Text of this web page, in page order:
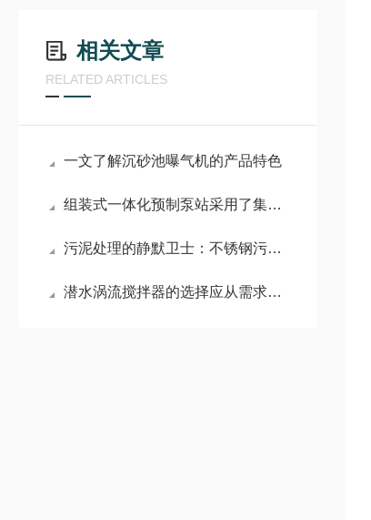
相关文章
RELATED ARTICLES
一文了解沉砂池曝气机的产品特色
组装式一体化预制泵站采用了集成化的设计理念
污泥处理的静默卫士：不锈钢污泥回流泵
潜水涡流搅拌器的选择应从需求出发